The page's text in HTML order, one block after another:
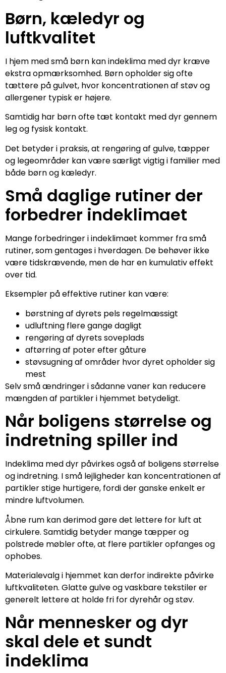
Børn, kæledyr og
luftkvalitet
I hjem med små børn kan indeklima med dyr kræve
ekstra opmærksomhed. Børn opholder sig ofte
tættere på gulvet, hvor koncentrationen af støv og
allergener typisk er højere.
Samtidig har børn ofte tæt kontakt med dyr gennem
leg og fysisk kontakt.
Det betyder i praksis, at rengøring af gulve, tæpper
og legeområder kan være særligt vigtig i familier med
både børn og kæledyr.
Små daglige rutiner der
forbedrer indeklimaet
Mange forbedringer i indeklimaet kommer fra små
rutiner, som gentages i hverdagen. De behøver ikke
være tidskrævende, men de har en kumulativ effekt
over tid.
Eksempler på effektive rutiner kan være:
børstning af dyrets pels regelmæssigt
udluftning flere gange dagligt
rengøring af dyrets soveplads
aftørring af poter efter gåture
støvsugning af områder hvor dyret opholder sig
mest
Selv små ændringer i sådanne vaner kan reducere
mængden af partikler i hjemmet betydeligt.
Når boligens størrelse og
indretning spiller ind
Indeklima med dyr påvirkes også af boligens størrelse
og indretning. I små lejligheder kan koncentrationen af
partikler stige hurtigere, fordi der ganske enkelt er
mindre luftvolumen.
Åbne rum kan derimod gøre det lettere for luft at
cirkulere. Samtidig betyder mange tæpper og
polstrede møbler ofte, at flere partikler opfanges og
ophobes.
Materialevalg i hjemmet kan derfor indirekte påvirke
luftkvaliteten. Glatte gulve og vaskbare tekstiler er
generelt lettere at holde fri for dyrehår og støv.
Når mennesker og dyr
skal dele et sundt
indeklima